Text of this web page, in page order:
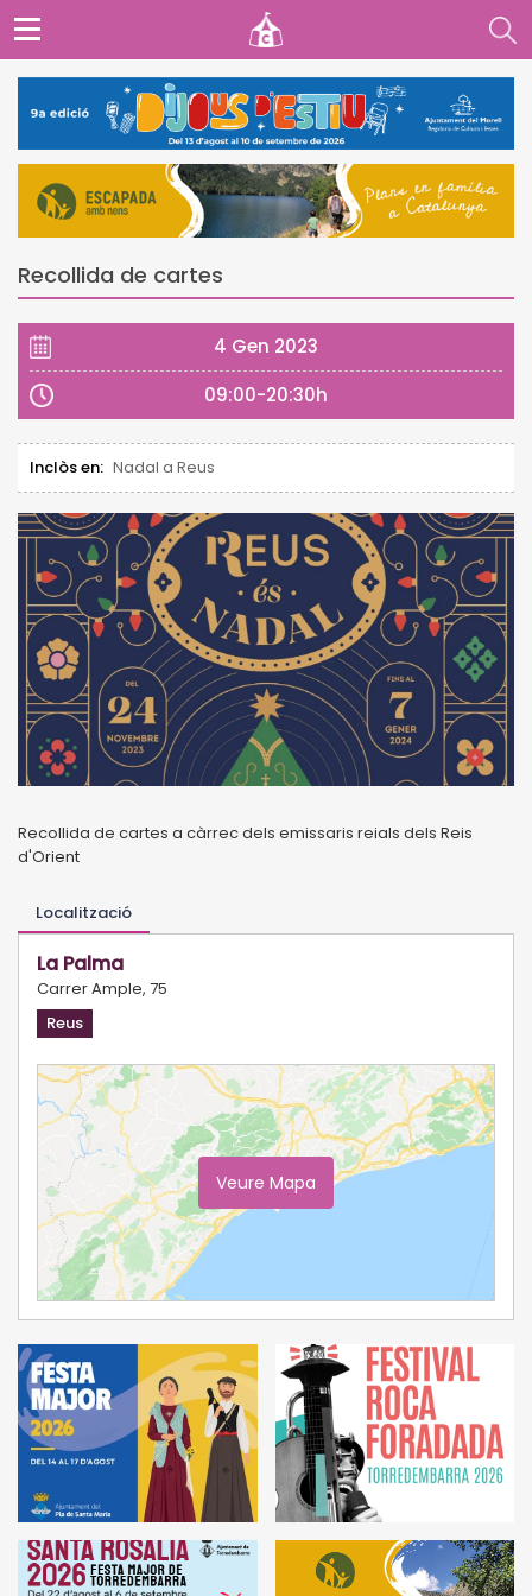
Recollida de cartes
4 Gen 2023
09:00-20:30h
Inclòs en: Nadal a Reus
Recollida de cartes a càrrec dels emissaris reials dels Reis
d'Orient
Localització
La Palma
Carrer Ample, 75
Reus
Veure Mapa